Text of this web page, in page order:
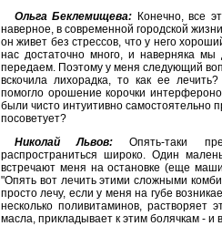
Ольга Беклемищева: Конечно, все
наверное, в современной городской
он живет без стрессов, что у него
нас достаточно много, и наверняка мы
передаем. Поэтому у меня следующий
вскочила лихорадка, то как ее
помогло орошение корочки
были чисто интуитивно самостоятельно
посоветует?
Николай Львов: Опять-таки
распространиться широко. Один
встречают меня на остановке (еще
"Опять вот лечить этими сложными
просто лечу, если у меня на губе
несколько поливитаминов, растворяет
масла, прикладывает к этим болячкам - и